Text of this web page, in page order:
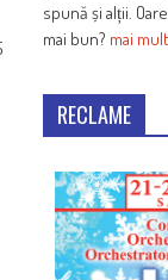
spună și alții.
mai bun? mai mult
RECLAME